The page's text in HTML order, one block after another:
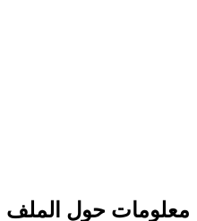
معلومات حول الملف